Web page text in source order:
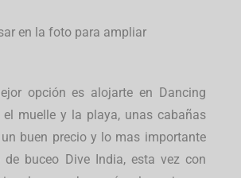
en la foto para ampliar
opción es alojarte en Dancing
el muelle y la playa, unas cabañas
buen precio y lo mas importante
de buceo Dive India, esta vez con